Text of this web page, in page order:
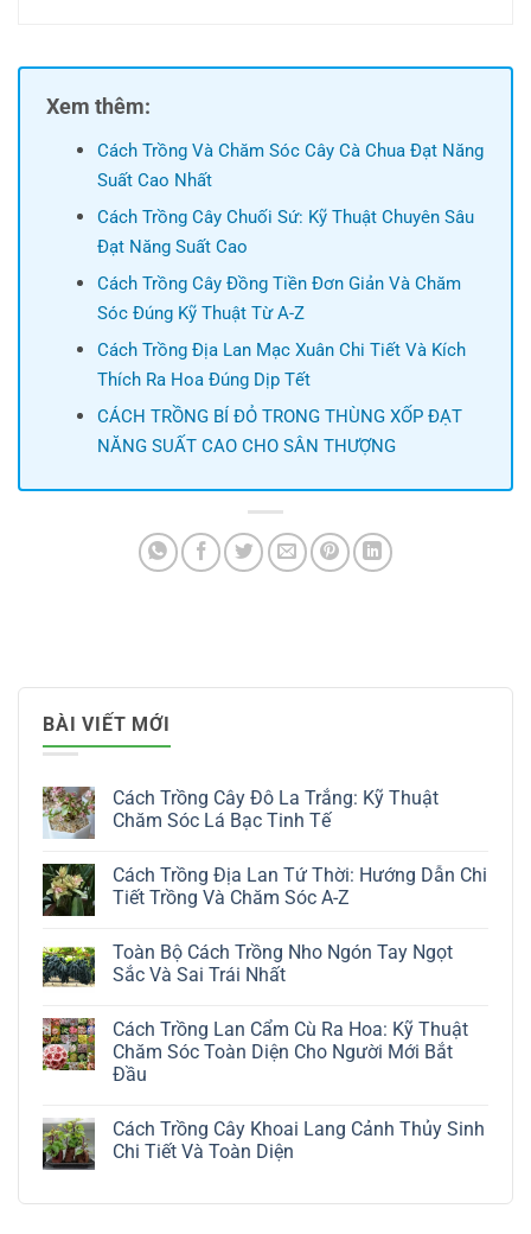
Xem thêm:
Cách Trồng Và Chăm Sóc Cây Cà Chua Đạt Năng
Suất Cao Nhất
Cách Trồng Cây Chuối Sứ: Kỹ Thuật Chuyên Sâu
Đạt Năng Suất Cao
Cách Trồng Cây Đồng Tiền Đơn Giản Và Chăm
Sóc Đúng Kỹ Thuật Từ A-Z
Cách Trồng Địa Lan Mạc Xuân Chi Tiết Và Kích
Thích Ra Hoa Đúng Dịp Tết
CÁCH TRỒNG BÍ ĐỎ TRONG THÙNG XỐP ĐẠT
NĂNG SUẤT CAO CHO SÂN THƯỢNG
BÀI VIẾT MỚI
Cách Trồng Cây Đô La Trắng: Kỹ Thuật
Chăm Sóc Lá Bạc Tinh Tế
bình
luận
Cây
Đô
La
Thuật
Chăm
Sóc
Lá
Tế
Cách Trồng Địa Lan Tứ Thời: Hướng Dẫn Chi
Tiết Trồng Và Chăm Sóc A-Z
bình
luận
ở
Địa
Lan
Tứ
Thời:
Chi
Tiết
Trồng
Toàn Bộ Cách Trồng Nho Ngón Tay Ngọt
Sắc Và Sai Trái Nhất
bình
luận
ở
Toàn
Trồng
Nho
Ngón
Cách Trồng Lan Cẩm Cù Ra Hoa: Kỹ Thuật
Chăm Sóc Toàn Diện Cho Người Mới Bắt
Đầu
bình
luận
ở
Lan
Cách Trồng Cây Khoai Lang Cảnh Thủy Sinh
Chi Tiết Và Toàn Diện
bình